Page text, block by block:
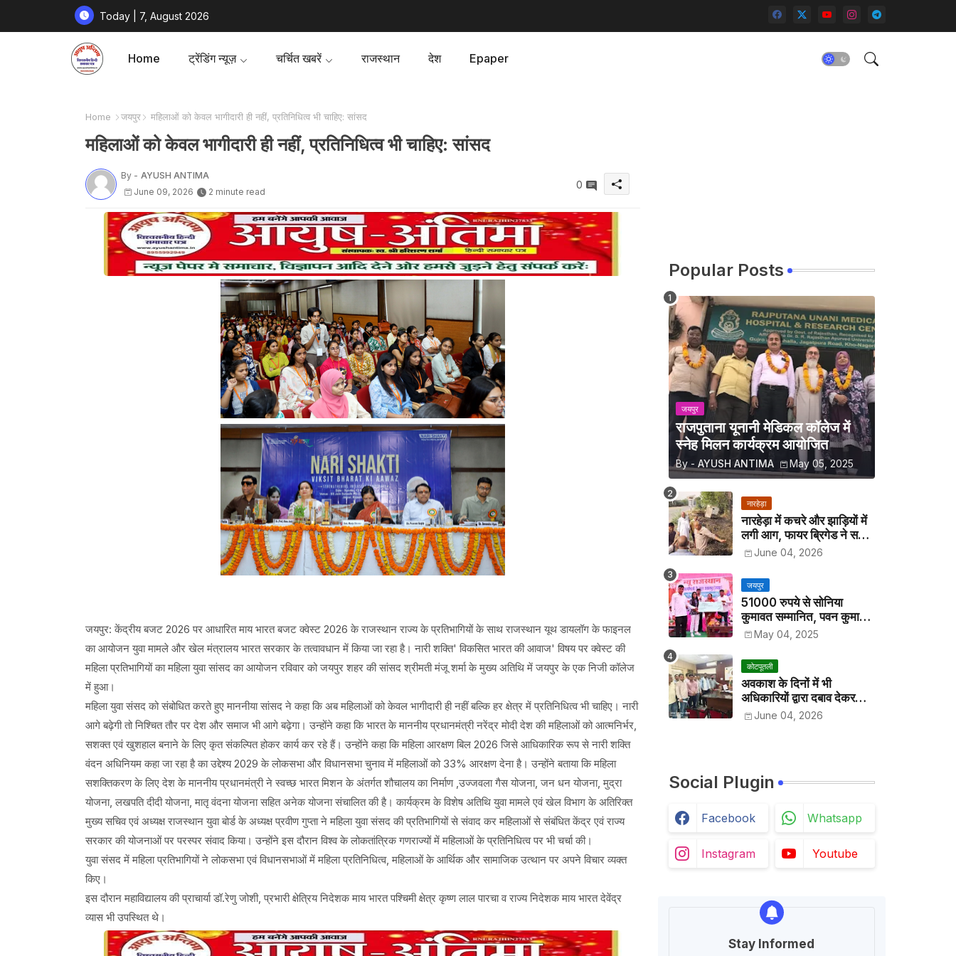
Today | 7, August 2026
Home ट्रेंडिंग न्यूज़ चर्चित खबरें राजस्थान देश Epaper
Home जयपुर महिलाओं को केवल भागीदारी ही नहीं, प्रतिनिधित्व भी चाहिए: सांसद
महिलाओं को केवल भागीदारी ही नहीं, प्रतिनिधित्व भी चाहिए: सांसद
By - AYUSH ANTIMA
June 09, 2026
2 minute read
0
जयपुर: केंद्रीय बजट 2026 पर आधारित माय भारत बजट क्वेस्ट 2026 के राजस्थान राज्य के प्रतिभागियों के साथ राजस्थान यूथ डायलॉग के फाइनल
का आयोजन युवा मामले और खेल मंत्रालय भारत सरकार के तत्वावधान में किया जा रहा है। नारी शक्ति' विकसित भारत की आवाज' विषय पर क्वेस्ट की
महिला प्रतिभागियों का महिला युवा सांसद का आयोजन रविवार को जयपुर शहर की सांसद श्रीमती मंजू शर्मा के मुख्य अतिथि में जयपुर के एक निजी कॉलेज
में हुआ।
महिला युवा संसद को संबोधित करते हुए माननीया सांसद ने कहा कि अब महिलाओं को केवल भागीदारी ही नहीं बल्कि हर क्षेत्र में प्रतिनिधित्व भी चाहिए। नारी
आगे बढ़ेगी तो निश्चित तौर पर देश और समाज भी आगे बढ़ेगा। उन्होंने कहा कि भारत के माननीय प्रधानमंत्री नरेंद्र मोदी देश की महिलाओं को आत्मनिर्भर,
सशक्त एवं खुशहाल बनाने के लिए कृत संकल्पित होकर कार्य कर रहे हैं। उन्होंने कहा कि महिला आरक्षण बिल 2026 जिसे आधिकारिक रूप से नारी शक्ति
वंदन अधिनियम कहा जा रहा है का उद्देश्य 2029 के लोकसभा और विधानसभा चुनाव में महिलाओं को 33% आरक्षण देना है। उन्होंने बताया कि महिला
सशक्तिकरण के लिए देश के माननीय प्रधानमंत्री ने स्वच्छ भारत मिशन के अंतर्गत शौचालय का निर्माण ,उज्जवला गैस योजना, जन धन योजना, मुद्रा
योजना, लखपति दीदी योजना, मातृ वंदना योजना सहित अनेक योजना संचालित की है। कार्यक्रम के विशेष अतिथि युवा मामले एवं खेल विभाग के अतिरिक्त
मुख्य सचिव एवं अध्यक्ष राजस्थान युवा बोर्ड के अध्यक्ष प्रवीण गुप्ता ने महिला युवा संसद की प्रतिभागियों से संवाद कर महिलाओं से संबंधित केंद्र एवं राज्य
सरकार की योजनाओं पर परस्पर संवाद किया। उन्होंने इस दौरान विश्व के लोकतांत्रिक गणराज्यों में महिलाओं के प्रतिनिधित्व पर भी चर्चा की।
युवा संसद में महिला प्रतिभागियों ने लोकसभा एवं विधानसभाओं में महिला प्रतिनिधित्व, महिलाओं के आर्थिक और सामाजिक उत्थान पर अपने विचार व्यक्त
किए।
इस दौरान महाविद्यालय की प्राचार्या डॉ.रेणु जोशी, प्रभारी क्षेत्रिय निदेशक माय भारत पश्चिमी क्षेत्र कृष्ण लाल पारचा व राज्य निदेशक माय भारत देवेंद्र
व्यास भी उपस्थित थे।
Popular Posts
जयपुर
राजपुताना यूनानी मेडिकल कॉलेज में
स्नेह मिलन कार्यक्रम आयोजित
By - AYUSH ANTIMA May 05, 2025
नारहेड़ा
नारहेड़ा में कचरे और झाड़ियों में
लगी आग, फायर ब्रिगेड ने समय
रहते पाया काबू
June 04, 2026
जयपुर
51000 रुपये से सोनिया
कुमावत सम्मानित, पवन कुमावत
व अन्य छात्रों को मिला लैपटॉप
May 04, 2025
कोटपूतली
अवकाश के दिनों में भी
अधिकारियों द्वारा दबाव देकर
अवकाश निरस्त करके काम
June 04, 2026
Social Plugin
Facebook Whatsapp
Instagram Youtube
Stay Informed